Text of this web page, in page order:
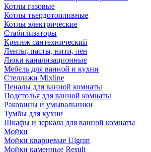
Котлы газовые
Котлы твердотопливные
Котлы электрические
Стабилизаторы
Крепеж сантехнический
Ленты, пасты, нити, лен
Люки канализационные
Мебель для ванной и кухни
Стеллажи Mixline
Пеналы для ванной комнаты
Подстолья для ванной комнаты
Раковины и умывальники
Тумбы для кухни
Шкафы и зеркала для ванной комнаты
Мойки
Мойки кварцевые Ulgran
Мойки каменные Result